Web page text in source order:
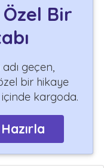
Özel Bir
geçen,
bir hikaye
içinde kargoda.